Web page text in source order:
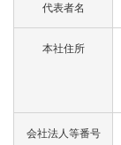
代表者名
本社住所
会社法人等番号